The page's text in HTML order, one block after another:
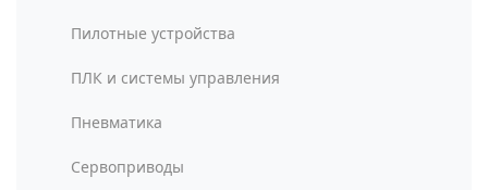
Пилотные устройства
ПЛК и системы управления
Пневматика
Сервоприводы